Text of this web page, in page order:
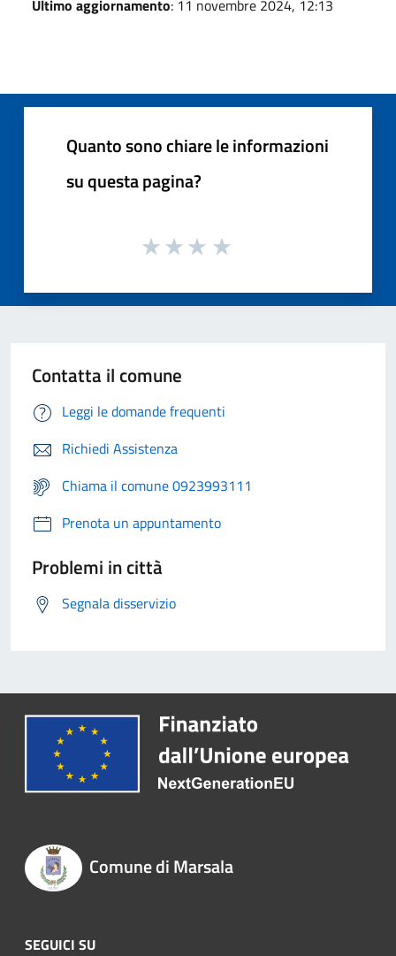
Ultimo aggiornamento: 11 novembre 2024, 12:13
Quanto sono chiare le informazioni
su questa pagina?
Contatta il comune
Leggi le domande frequenti
Richiedi Assistenza
Chiama il comune 0923993111
Prenota un appuntamento
Problemi in città
Segnala disservizio
Comune di Marsala
SEGUICI SU